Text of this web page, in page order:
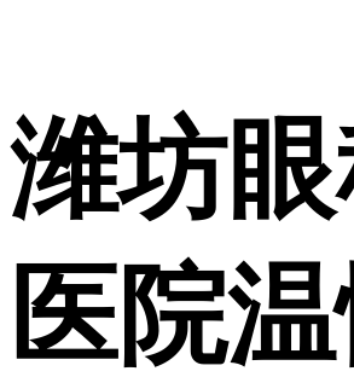
潍坊
医院